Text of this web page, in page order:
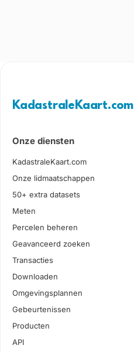
KadastraleKaart.com
Onze diensten
KadastraleKaart.com
Onze lidmaatschappen
50+ extra datasets
Meten
Percelen beheren
Geavanceerd zoeken
Transacties
Downloaden
Omgevingsplannen
Gebeurtenissen
Producten
API